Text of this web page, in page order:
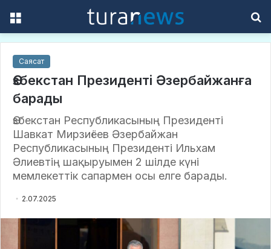
Саясат
Өзбекстан Президенті Әзербайжанға
барады
Өзбекстан Республикасының Президенті
Шавкат Мирзиёев Әзербайжан
Республикасының Президенті Ильхам
Әлиевтің шақыруымен 2 шілде күні
мемлекеттік сапармен осы елге барады.
2.07.2025